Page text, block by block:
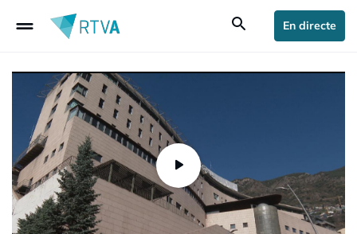
drag_handle search En directe